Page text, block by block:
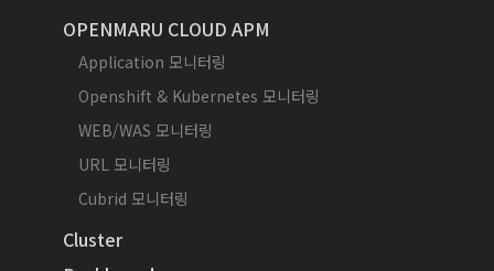
OPENMARU CLOUD APM
Application 모니터링
Openshift & Kubernetes 모니터링
WEB/WAS 모니터링
URL 모니터링
Cubrid 모니터링
Cluster